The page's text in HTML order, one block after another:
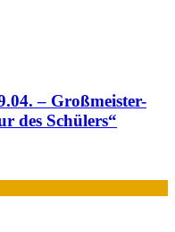
– Großmeister-
des Schülers“